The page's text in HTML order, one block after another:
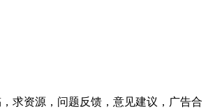
求资源，问题反馈，意见建议，广告合